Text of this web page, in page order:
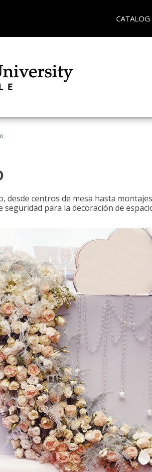
CATALOG
desde centros de mesa hasta
para la decoración de